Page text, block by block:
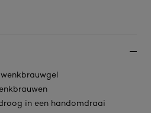
in een handomdraai